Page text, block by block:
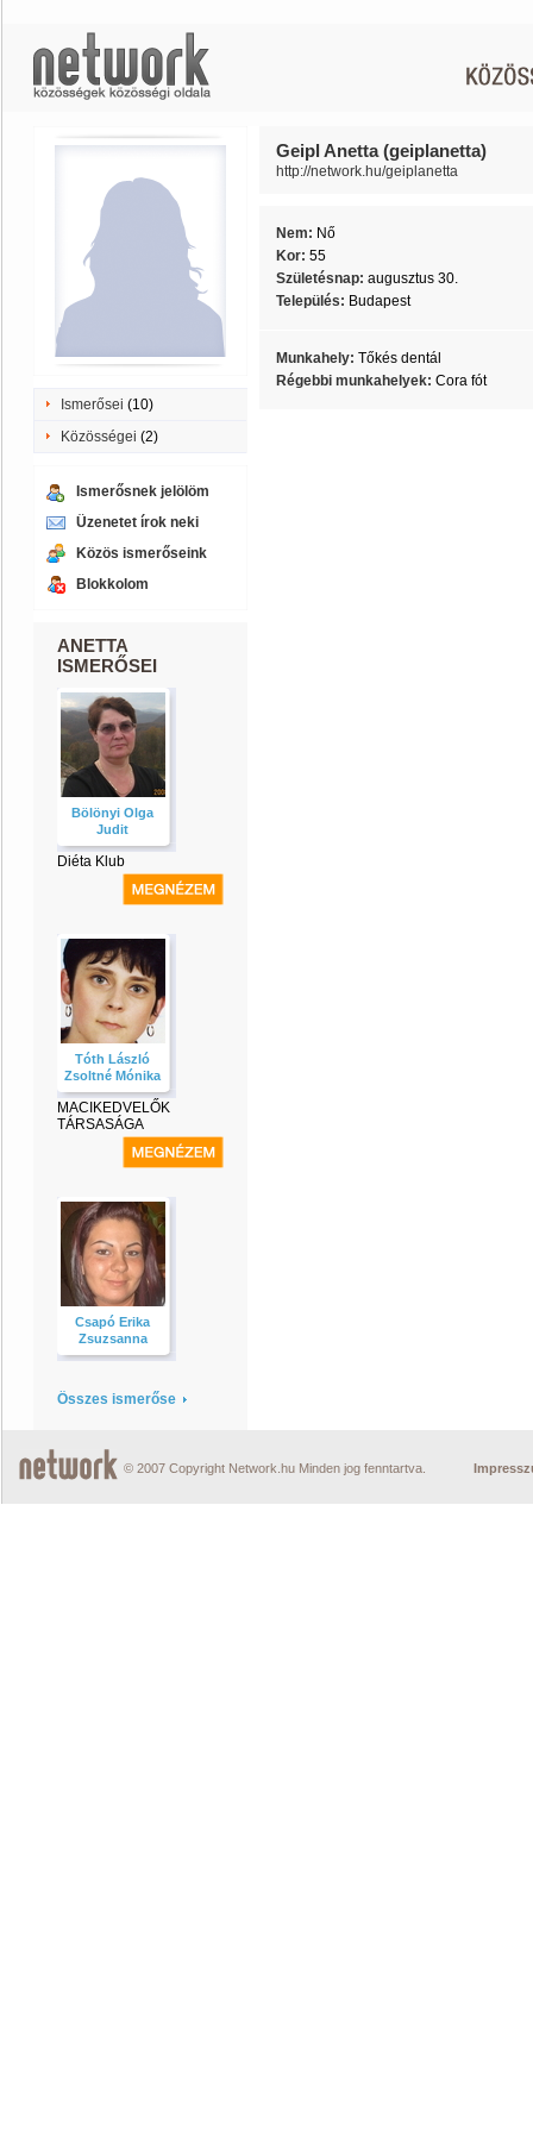
Ismerősei (10)
Közösségei (2)
Ismerősnek jelölöm
Üzenetet írok neki
Közös ismerőseink
Blokkolom
ANETTA
ISMERŐSEI
Bölönyi Olga
Judit
Diéta Klub
Tóth László
Zsoltné Mónika
MACIKEDVELŐK
TÁRSASÁGA
Csapó Erika
Zsuzsanna
Összes ismerőse
Geipl Anetta (geiplanetta)
http://network.hu/geiplanetta
Nem: Nő
Kor: 55
Születésnap: augusztus 30.
Település: Budapest
Munkahely: Tőkés dentál
Régebbi munkahelyek: Cora fót
© 2007 Copyright Network.hu Minden jog fenntartva.